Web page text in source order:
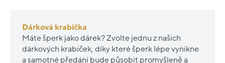
Dárková krabička
Máte šperk jako dárek? Zvolte jednu z našich
dárkových krabiček, díky které šperk lépe vynikne
a samotné předání bude působit promyšleně a